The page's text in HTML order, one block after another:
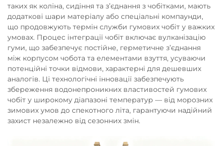
таких як коліна, сидіння та з’єднання з чобітками, мають
додаткові шари матеріалу або спеціальні компаунди,
що продовжують термін служби гумових чобіт у важких
умовах. Процес інтеграції чобіт включає вулканізацію
гуми, що забезпечує постійне, герметичне з’єднання
між корпусом чобота та елементами взуття, усуваючи
потенційні точки відмови, характерні для дешевших
аналогів. Ці технологічні інновації забезпечують
збереження водонепроникних властивостей гумових
чобіт у широкому діапазоні температур — від морозних
зимових умов до спекотного літа, гарантуючи надійний
захист незалежно від сезонних змін.